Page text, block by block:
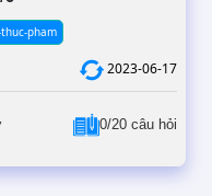
pham
2023-06-17
0/20 câu hỏi